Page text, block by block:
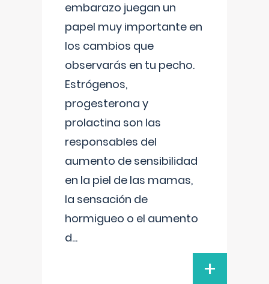
embarazo juegan un
papel muy importante en
los cambios que
observarás en tu pecho.
Estrógenos,
progesterona y
prolactina son las
responsables del
aumento de sensibilidad
en la piel de las mamas,
la sensación de
hormigueo o el aumento
d...
+